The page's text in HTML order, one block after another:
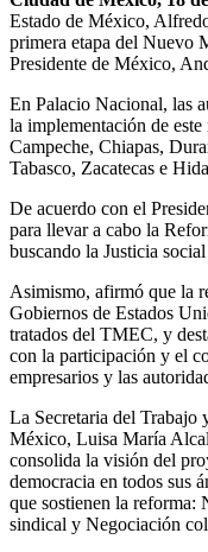
Estado de México,
primera etapa del Nuevo
Presidente de México,
En Palacio Nacional, las
la implementación de
Campeche, Chiapas,
Tabasco, Zacatecas e
De acuerdo con el
para llevar a cabo la
buscando la Justicia
Asimismo, afirmó que la
Gobiernos de Estados
tratados del TMEC, y
con la participación y el
empresarios y las
La Secretaria del Trabajo
México, Luisa María
consolida la visión del
democracia en todos sus
que sostienen la reforma:
sindical y Negociación